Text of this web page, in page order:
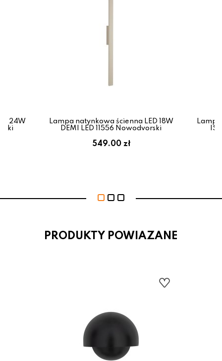
24W
Lampa natynkowa ścienna LED 18W
DEMI LED 11556 Nowodvorski
549.00 zł
PRODUKTY POWIAZANE